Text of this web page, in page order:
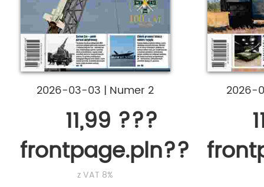
2026-03-03 | Numer 2
11,99 ???
frontpage.pln???
z VAT 8%
2026-